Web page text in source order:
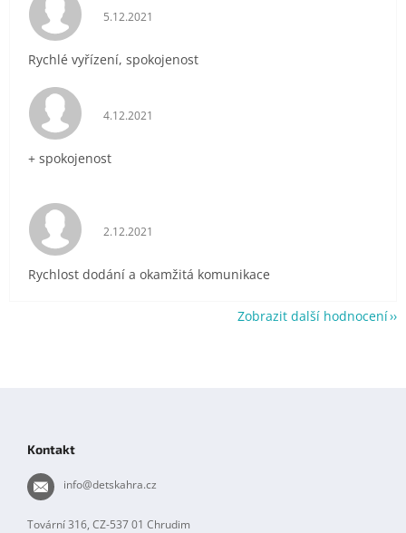
Hodnocení obchodu je 5 z 5 hvězdiček.
5.12.2021
Rychlé vyřízení, spokojenost
Hodnocení obchodu je 5 z 5 hvězdiček.
4.12.2021
+ spokojenost
Hodnocení obchodu je 5 z 5 hvězdiček.
2.12.2021
Rychlost dodání a okamžitá komunikace
Zobrazit další hodnocení
Kontakt
info@detskahra.cz
Tovární 316, CZ-537 01 Chrudim